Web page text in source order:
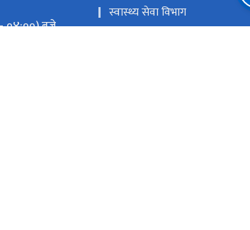
०४:००) बजे
स्वास्थ्य सेवा विभाग